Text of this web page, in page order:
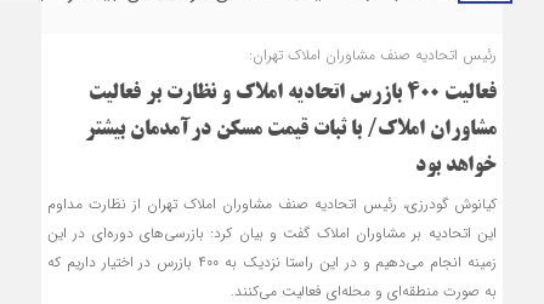
رئیس اتحادیه صنف مشاوران املاك تهران:
فعالیت ۴۰۰ بازرس اتحادیه املاك و نظارت بر فعالیت
مشاوران املاك/ با ثبات قیمت مسکن درآمدمان بیشتر
خواهد بود
كیانوش گودرزی، رئیس اتحادیه صنف مشاوران املاک تهران از نظارت مداوم
این اتحادیه بر مشاوران املاك گفت و بیان كرد: بازرسی‌های دوره‌ای در این
زمینه انجام می‌دهیم و در این راستا نزدیك به ۴۰۰ بازرس در اختیار داریم كه
به صورت منطقه‌ای و محله‌ای فعالیت می‌كنند.